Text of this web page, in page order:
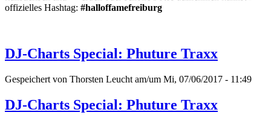
offizielles Hashtag: #halloffamefreiburg
DJ-Charts Special: Phuture Traxx
Gespeichert von Thorsten Leucht am/um Mi, 07/06/2017 - 11:49
DJ-Charts Special: Phuture Traxx